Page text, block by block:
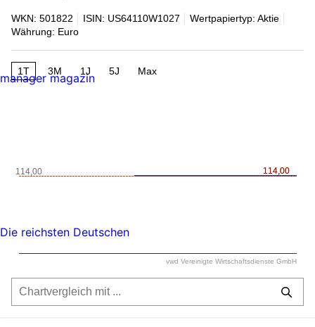
WKN: 501822 ISIN: US64110W1027
Wertpapiertyp: Aktie
Währung: Euro
1T 3M 1J 5J Max
114,00
114,00
114,00
vwd Vereinigte Wirtschaftsdienste GmbH
manager magazin
Die reichsten Deutschen